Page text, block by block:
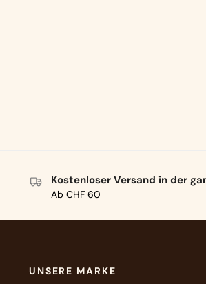
Kostenloser Versand in der
Ab CHF 60
UNSERE MARKE